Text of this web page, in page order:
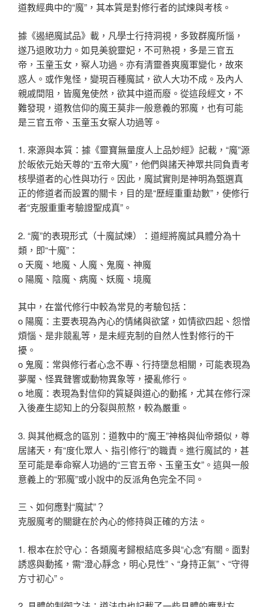
道教經典中的“魔”，其本質是對修行者的試煉與考核。
據《遏絕魔試品》載，凡學士行持洞視，多致群魔所惱，
遂乃退敗功力。如見美貌靈妃，不可熟視，多是三官五
帝，玉童玉女，察人功過。亦有清靈善爽魔軍變化，故來
惑人。或作鬼怪，變現百種魔試，欲人大功不成。及內人
親戚間阻，皆魔鬼使然，欲其中道而廢。從這段經文，不
難發現，道教信仰的魔王莫非一般意義的邪魔，也有可能
是三官五帝、玉童玉女察人功過等。
1. 來源與本質：據《靈寶無量度人上品妙經》記載，“魔”源
於皈依元始天尊的“五帝大魔”，他們與諸天神眾共同負責考
核學道者的心性與功行。因此，魔試實則是神明為甄選真
正的修道者而設置的關卡，目的是“歷經重重劫數”，使修行
者“克服重重考驗證聖成真”。
2. “魔”的表現形式（十魔試煉）：道經將魔試具體分為十
類，即“十魔”：
o 天魔、地魔、人魔、鬼魔、神魔
o 陽魔、陰魔、病魔、妖魔、境魔
其中，在當代修行中較為常見的考驗包括：
o 陽魔：主要表現為內心的情緒與欲望，如情欲四起、怨憎
煩惱、是非競亂等，是未經克制的自然人性對修行的干
擾。
o 鬼魔：常與修行者心念不專、行持墮怠相關，可能表現為
夢魘、怪異聲響或動物異象等，擾亂修行。
o 地魔：表現為對信仰的質疑與道心的動搖，尤其在修行深
入後產生認知上的分裂與煎熬，較為嚴重。
3. 與其他概念的區別：道教中的“魔王”神格與仙帝類似，尊
居諸天，有“度化眾人、指引修行”的職責。進行魔試的，甚
至可能是奉命察人功過的“三官五帝、玉童玉女”。這與一般
意義上的“邪魔”或小說中的反派角色完全不同。
三、如何應對“魔試”？
克服魔考的關鍵在於內心的修持與正確的方法。
1. 根本在於守心：各類魔考歸根結底多與“心念”有關。面對
誘惑與動搖，需“澄心靜念，明心見性”、“身持正氣”、“守得
方寸初心”。